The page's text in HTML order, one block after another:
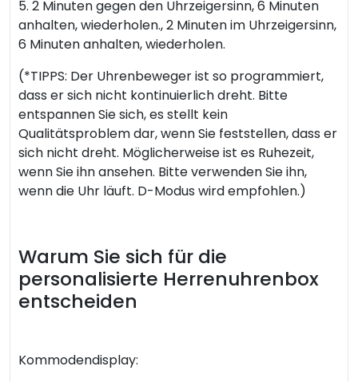
5. 2 Minuten gegen den Uhrzeigersinn, 6 Minuten
anhalten, wiederholen., 2 Minuten im Uhrzeigersinn,
6 Minuten anhalten, wiederholen.
(*TIPPS: Der Uhrenbeweger ist so programmiert,
dass er sich nicht kontinuierlich dreht. Bitte
entspannen Sie sich, es stellt kein
Qualitätsproblem dar, wenn Sie feststellen, dass er
sich nicht dreht. Möglicherweise ist es Ruhezeit,
wenn Sie ihn ansehen. Bitte verwenden Sie ihn,
wenn die Uhr läuft. D-Modus wird empfohlen.)
Warum Sie sich für die
personalisierte Herrenuhrenbox
entscheiden
Kommodendisplay: